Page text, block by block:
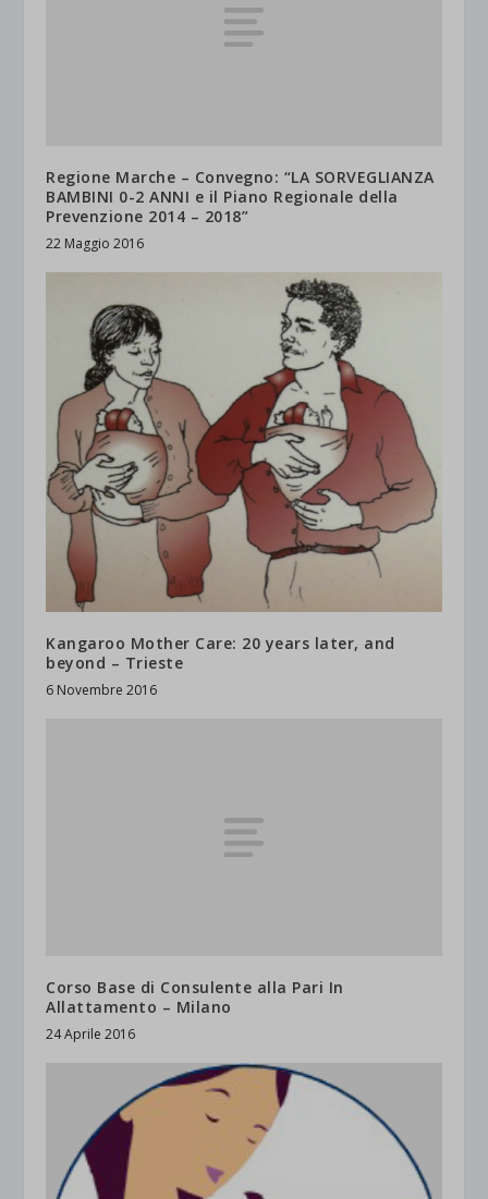
Regione Marche – Convegno: “LA SORVEGLIANZA
BAMBINI 0-2 ANNI e il Piano Regionale della
Prevenzione 2014 – 2018”
22 Maggio 2016
Kangaroo Mother Care: 20 years later, and
beyond – Trieste
6 Novembre 2016
Corso Base di Consulente alla Pari In
Allattamento – Milano
24 Aprile 2016